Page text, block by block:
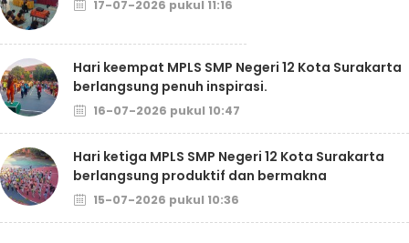
17-07-2026 pukul 11:16
Hari keempat MPLS SMP Negeri 12 Kota Surakarta
berlangsung penuh inspirasi.
16-07-2026 pukul 10:47
Hari ketiga MPLS SMP Negeri 12 Kota Surakarta
berlangsung produktif dan bermakna
15-07-2026 pukul 10:36